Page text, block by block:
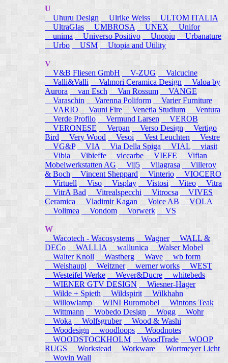
U
Uhuru Design
Ulrike Weiss
ULTOM ITALIA
UltraGlas
UMBROSA UNEX
Unifor
unima
Universo Positivo Unopiu
Urbanature
Urbo
USM Utopia and Utility
V
V&B Fliesen GmbH
V-ZUG
Valcucine
Valli&Valli
Valmori Ceramica Design
Valoa by
Aurora
van Esch Van Rossum
VANGE
Varaschin
Varenna Poliform
Varier Furniture
VARIO
Vauni Fire Venetia Studium
Ventura
Verde Profilo
Vermund Larsen
VEROB
VERONESE
Verpan Verso Design
Vertigo
Bird
Very Wood Vesoi Vest Leuchten
Vestre
VG&P
VIA Via Della Spiga VIAL
viasit
Vibia
Vibieffe viccarbe VIEFE
Vifian
Mobelwerkstatten AG
Vij5 Vilagrasa
Villeroy
& Boch
Vincent Sheppard Vinterio
VIOCERO
Virtuell
Viso Visplay Vistosi Viteo
Vitra
VitrA Bad
Vitrealspecchi Vitrocsa
VIVES
Ceramica
Vladimir Kagan Voice AB
VOLA
Volimea
Vondom Vorwerk VS
W
Wacotech - Wacosystems
Wagner
WALL &
DECo
WALLIA wallunica
Walser Mobel
Walter Knoll
Wastberg Wave
wb form
Weishaupl
Weitzner werner works
WEST
Westeifel Werke
Wever&Ducre
whitebeds
WIENER GTV DESIGN
Wiesner-Hager
Wilde + Spieth
Wildspirit
Wilkhahn
Willowlamp
WINI Buromobel
Wintons Teak
Wittmann
Wobedo Design Wogg
Wohr
Woka
Wolfsgruber
Wood & Washi
Woodesign
woodloops
Woodnotes
WOODSTOCKHOLM
WoodTrade
WOOP
RUGS
Workstead Workware
Wortmeyer Licht
Wovin Wall